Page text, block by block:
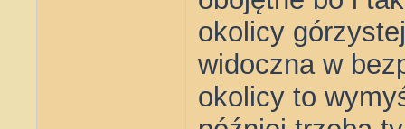
okolicy
widoczna w
okolicy to